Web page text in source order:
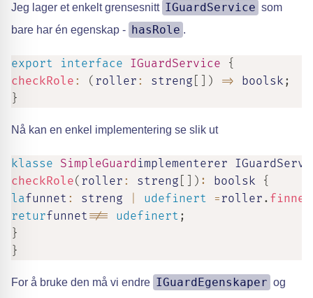
Jeg lager et enkelt grensesnitt IGuardService som
bare har én egenskap - hasRole .
export interface IGuardService
{
checkRole : ( roller : streng ) => boolsk ;
}
Nå kan en enkel implementering se slik ut
klasse SimpleGuard implementerer
checkRole( roller : streng ) : boolsk
{
lafunnet : streng udefinert =roller . finne
returfunnet!== udefinert ;
}
}
For å bruke den må vi endre IGuardEgenskaper og